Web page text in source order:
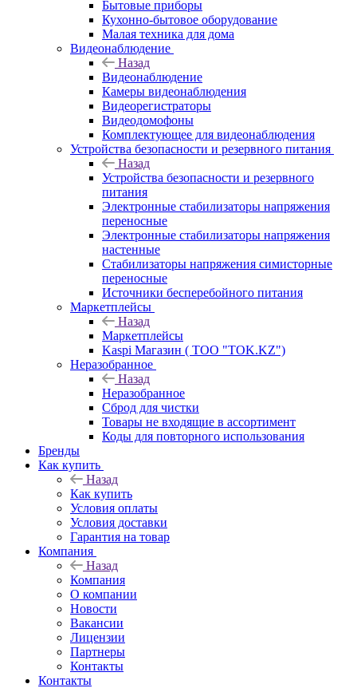
Бытовые приборы
Кухонно-бытовое оборудование
Малая техника для дома
Видеонаблюдение
Назад
Видеонаблюдение
Камеры видеонаблюдения
Видеорегистраторы
Видеодомофоны
Комплектующее для видеонаблюдения
Устройства безопасности и резервного питания
Назад
Устройства безопасности и резервного
питания
Электронные стабилизаторы напряжения
переносные
Электронные стабилизаторы напряжения
настенные
Стабилизаторы напряжения симисторные
переносные
Источники бесперебойного питания
Маркетплейсы
Назад
Маркетплейсы
Kaspi Магазин ( ТОО "TOK.KZ")
Неразобранное
Назад
Неразобранное
Сброд для чистки
Товары не входящие в ассортимент
Коды для повторного использования
Бренды
Как купить
Назад
Как купить
Условия оплаты
Условия доставки
Гарантия на товар
Компания
Назад
Компания
О компании
Новости
Вакансии
Лицензии
Партнеры
Контакты
Контакты